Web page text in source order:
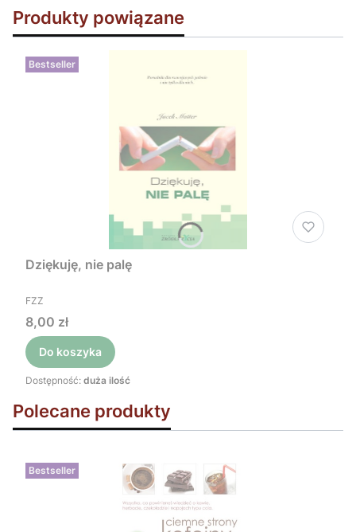
Produkty powiązane
Bestseller
Dziękuję, nie palę
PRODUCENT
FZZ
Cena
8,00 zł
Do koszyka
Dostępność: duża ilość
Polecane produkty
Bestseller